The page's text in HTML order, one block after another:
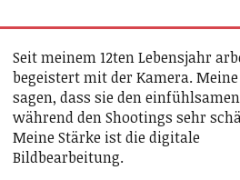
Seit meinem 12ten Lebensjahr
begeistert mit der Kamera.
sagen, dass sie den
während den Shootings sehr
Meine Stärke ist die digitale
Bildbearbeitung.